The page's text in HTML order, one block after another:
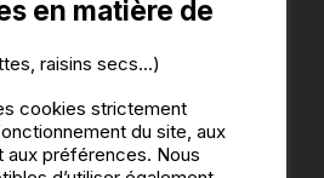
en matière de
raisins secs...)
cookies strictement
du site, aux
préférences. Nous